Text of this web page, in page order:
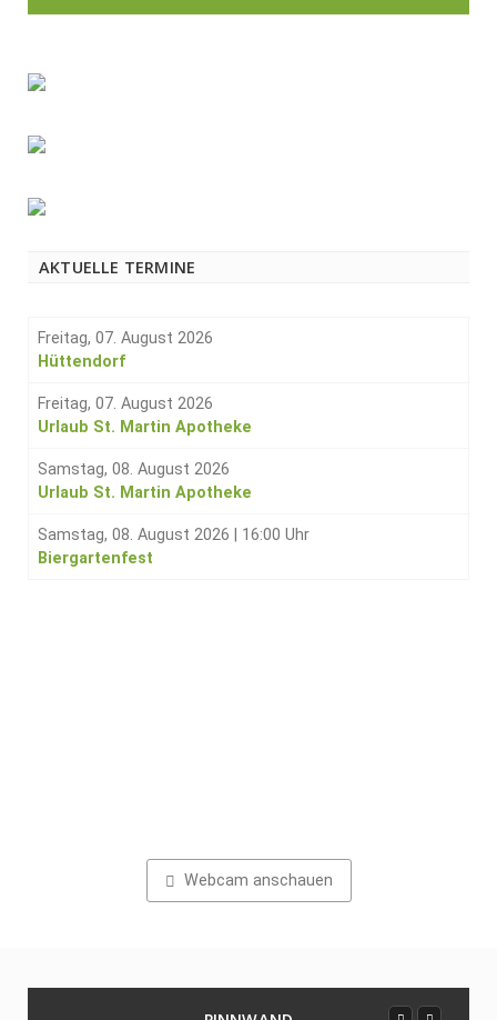
AKTUELLE TERMINE
Freitag, 07. August 2026
Hüttendorf
Freitag, 07. August 2026
Urlaub St. Martin Apotheke
Samstag, 08. August 2026
Urlaub St. Martin Apotheke
Samstag, 08. August 2026
16:00 Uhr
Biergartenfest
Webcam anschauen